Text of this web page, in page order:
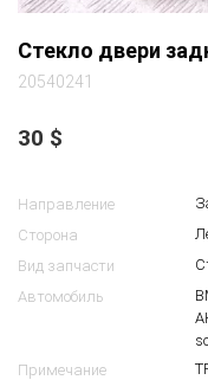
Стекло двери
20540241
30 $
Направление
Сторона
Вид запчасти
Автомобиль
Примечание